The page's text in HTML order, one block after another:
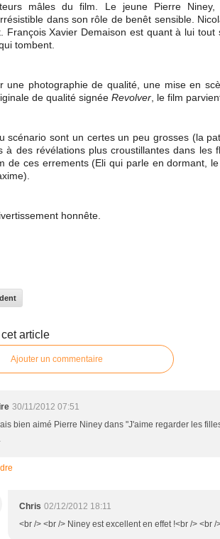
mâles du film. Le jeune Pierre Niney,
dans son rôle de benêt sensible.
François Xavier Demaison est quant à lui
tombent.
une photographie de qualité, une mise en
de qualité signée Revolver , le film
scénario sont un certes un peu grosses (la
à des révélations plus croustillantes dans les
de ces errements (Eli qui parle en dormant,
honnête.
article
Ajouter un commentaire
30/11/2012 07:51
bien aimé Pierre Niney dans "J'aime regarder les
Chris 02/12/2012 18:11
<br /> <br /> Niney est excellent en effet !<br /> <br /